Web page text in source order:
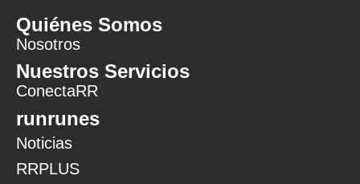
Quiénes Somos
Nosotros
Nuestros Servicios
ConectaRR
runrunes
Noticias
RRPLUS